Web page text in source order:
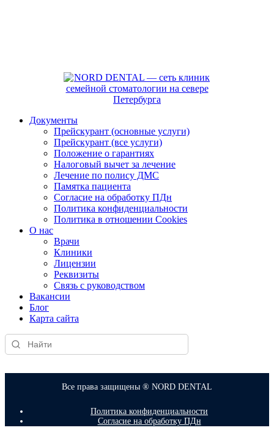
Документы
Прейскурант (основные услуги)
Прейскурант (все услуги)
Положение о гарантиях
Налоговый вычет за лечение
Лечение по полису ДМС
Памятка пациента
Согласие на обработку ПДн
Политика конфиденциальности
Политика в отношении Cookies
О нас
Врачи
Клиники
Лицензии
Реквизиты
Связь с руководством
Вакансии
Блог
Карта сайта
Все права защищены ® NORD DENTAL
Политика конфиденциальности
Согласие на обработку ПДн